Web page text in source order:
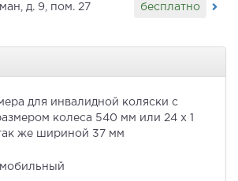
д. 9, пом. 27
бесплатно
для инвалидной коляски с
колеса 540 мм или 24 x 1
же шириной 37 мм